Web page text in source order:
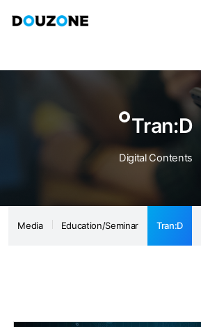
Media Education/Seminar
Tran:D
Digital Contents
Media Education/Seminar Tran:D